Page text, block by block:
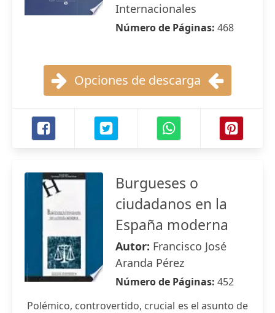
Internacionales
Número de Páginas: 468
Opciones de descarga
Burgueses o
ciudadanos en la
España moderna
Autor: Francisco José
Aranda Pérez
Número de Páginas: 452
Polémico, controvertido, crucial es el asunto de